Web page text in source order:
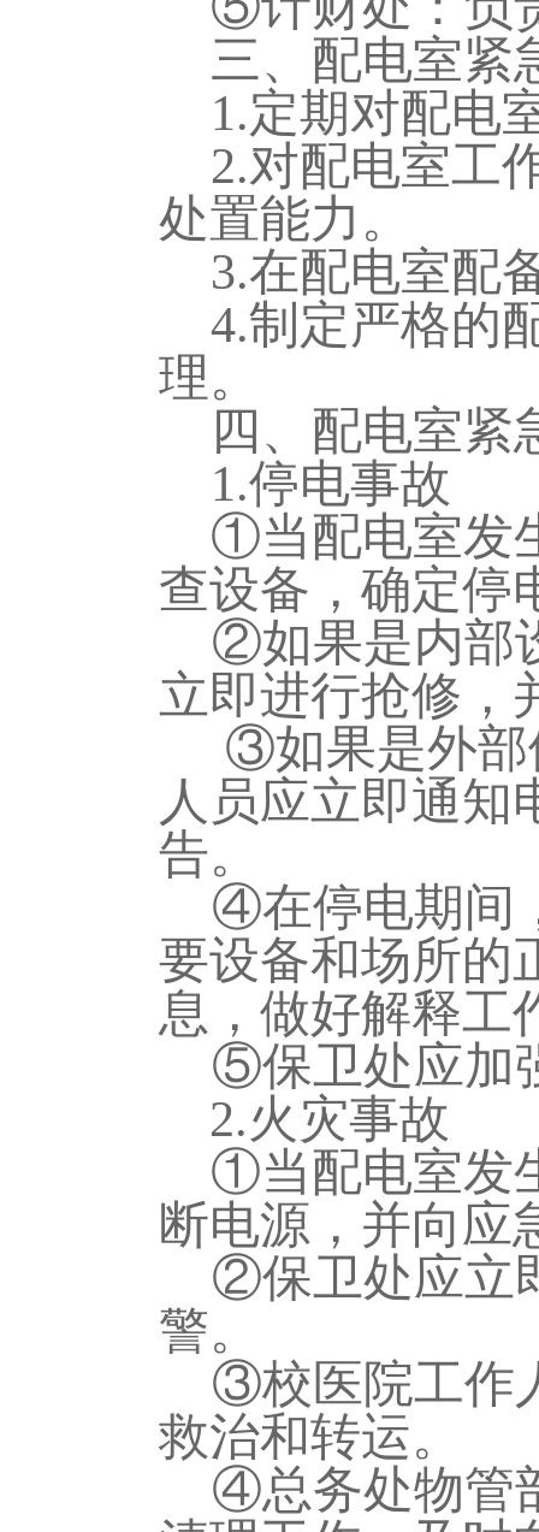
三、配电室紧
1.定期对配电
2.对配电室工
处置能力。
3.在配电室配
4.制定严格的
理。
四、配电室紧
1.停电事故
①当配电室发
查设备，确定停
②如果是内部
立即进行抢修，
③如果是外部
人员应立即通知
告。
④在停电期间
要设备和场所的
息，做好解释工
⑤保卫处应加
2.火灾事故
①当配电室发
断电源，并向应
②保卫处应立
警。
③校医院工作
救治和转运。
④总务处物管